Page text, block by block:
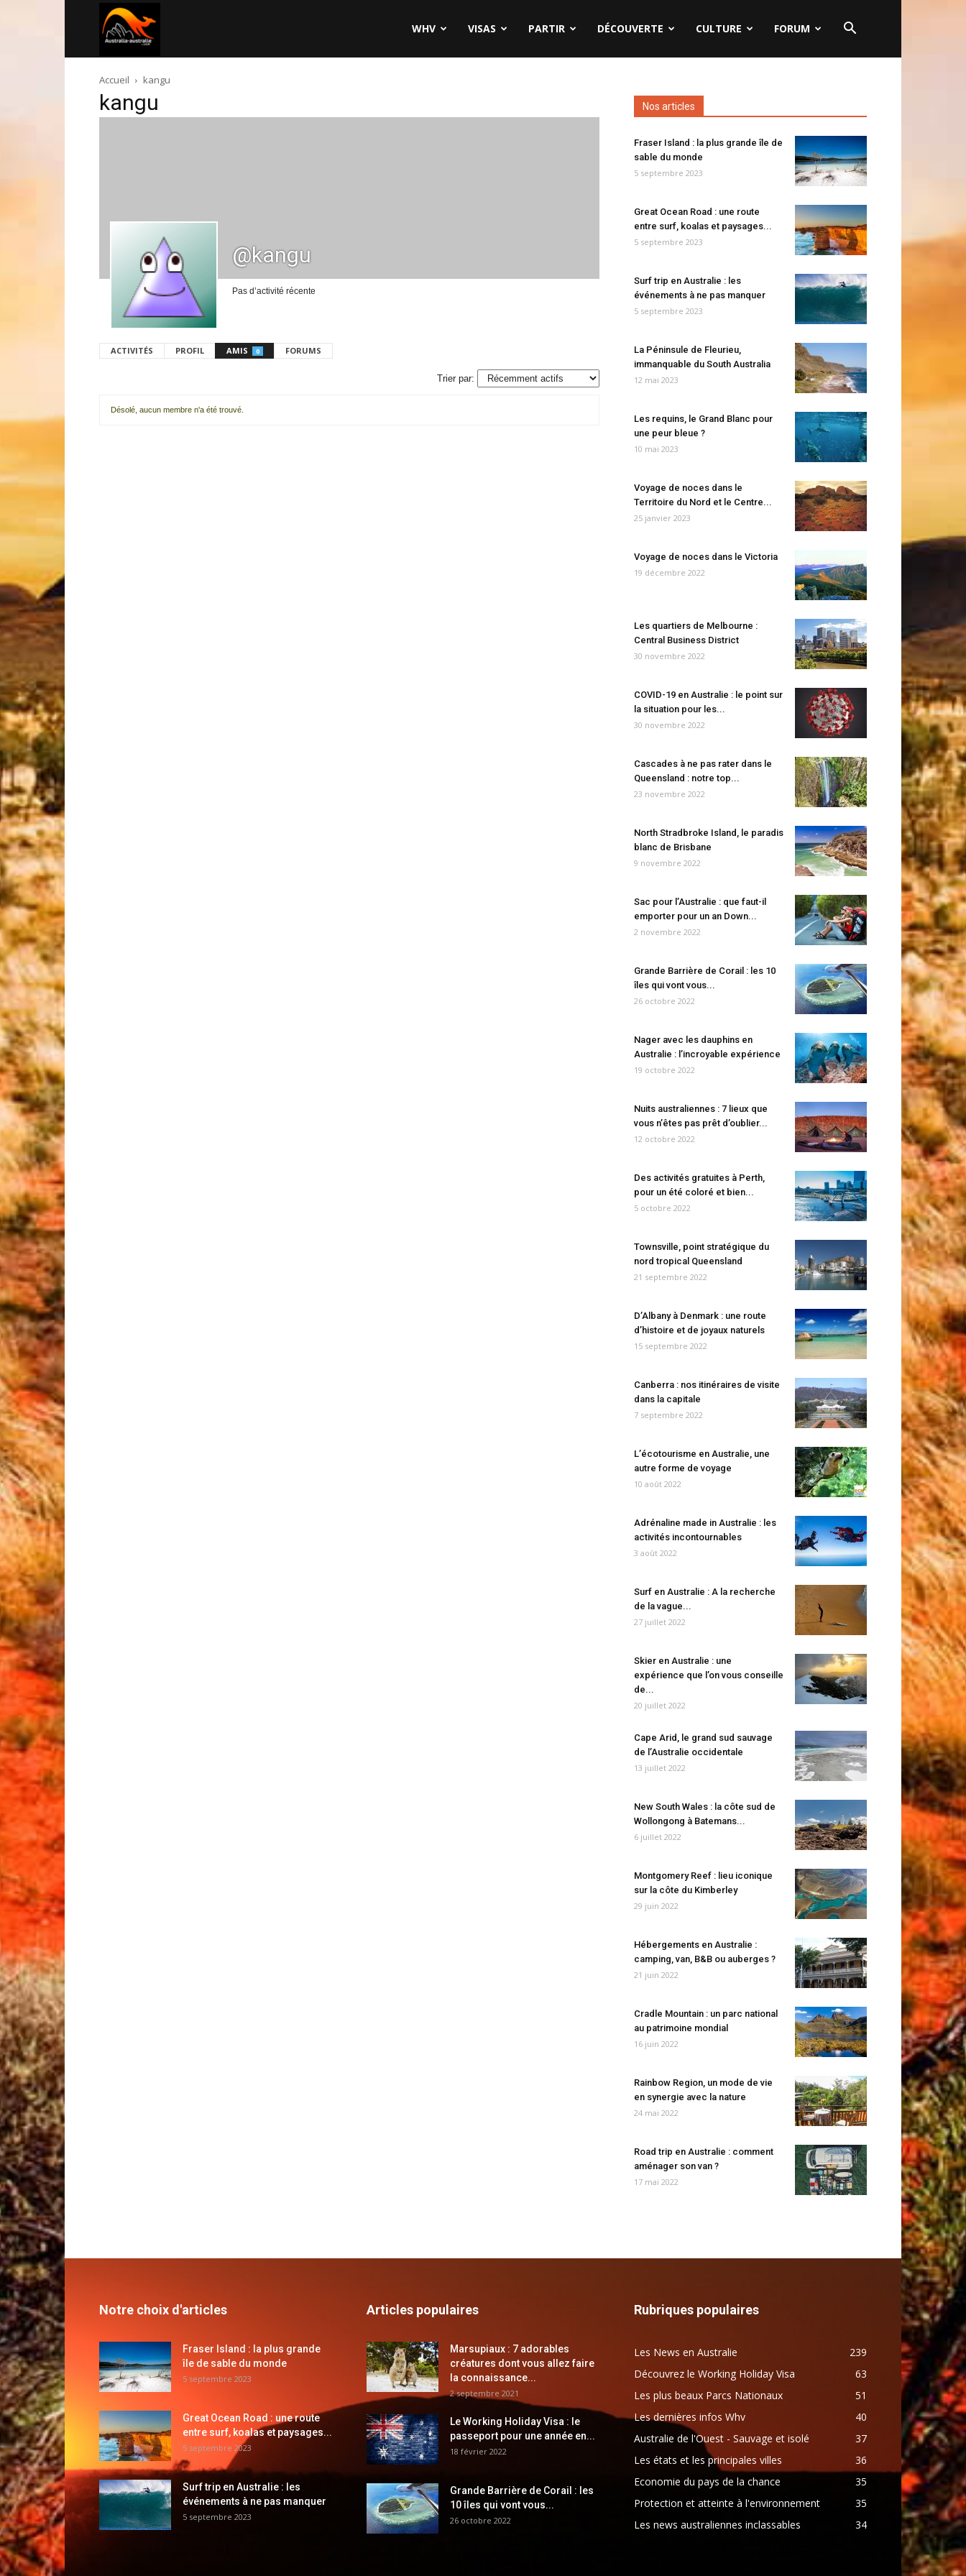
australie.com
WHV VISAS PARTIR DÉCOUVERTE CULTURE FORUM
Accueil kangu
kangu
@kangu
Pas d’activité récente
ACTIVITÉS PROFIL AMIS 0 FORUMS
Trier par:
Désolé, aucun membre n'a été trouvé.
Nos articles
Fraser Island : la plus grande île de
sable du monde
5 septembre 2023
Great Ocean Road : une route
entre surf, koalas et paysages...
5 septembre 2023
Surf trip en Australie : les
événements à ne pas manquer
5 septembre 2023
La Péninsule de Fleurieu,
immanquable du South Australia
12 mai 2023
Les requins, le Grand Blanc pour
une peur bleue ?
10 mai 2023
Voyage de noces dans le
Territoire du Nord et le Centre...
25 janvier 2023
Voyage de noces dans le Victoria
19 décembre 2022
Les quartiers de Melbourne :
Central Business District
30 novembre 2022
COVID-19 en Australie : le point sur
la situation pour les...
30 novembre 2022
Cascades à ne pas rater dans le
Queensland : notre top...
23 novembre 2022
North Stradbroke Island, le paradis
blanc de Brisbane
9 novembre 2022
Sac pour l’Australie : que faut-il
emporter pour un an Down...
2 novembre 2022
Grande Barrière de Corail : les 10
îles qui vont vous...
26 octobre 2022
Nager avec les dauphins en
Australie : l’incroyable expérience
19 octobre 2022
Nuits australiennes : 7 lieux que
vous n’êtes pas prêt d’oublier...
12 octobre 2022
Des activités gratuites à Perth,
pour un été coloré et bien...
5 octobre 2022
Townsville, point stratégique du
nord tropical Queensland
21 septembre 2022
D’Albany à Denmark : une route
d’histoire et de joyaux naturels
15 septembre 2022
Canberra : nos itinéraires de visite
dans la capitale
7 septembre 2022
L’écotourisme en Australie, une
autre forme de voyage
10 août 2022
Adrénaline made in Australie : les
activités incontournables
3 août 2022
Surf en Australie : A la recherche
de la vague...
27 juillet 2022
Skier en Australie : une
expérience que l’on vous conseille
de...
20 juillet 2022
Cape Arid, le grand sud sauvage
de l’Australie occidentale
13 juillet 2022
New South Wales : la côte sud de
Wollongong à Batemans...
6 juillet 2022
Montgomery Reef : lieu iconique
sur la côte du Kimberley
29 juin 2022
Hébergements en Australie :
camping, van, B&B ou auberges ?
21 juin 2022
Cradle Mountain : un parc national
au patrimoine mondial
16 juin 2022
Rainbow Region, un mode de vie
en synergie avec la nature
24 mai 2022
Road trip en Australie : comment
aménager son van ?
17 mai 2022
Notre choix d'articles
Fraser Island : la plus grande
île de sable du monde
5 septembre 2023
Great Ocean Road : une route
entre surf, koalas et paysages...
5 septembre 2023
Surf trip en Australie : les
événements à ne pas manquer
5 septembre 2023
Articles populaires
Marsupiaux : 7 adorables
créatures dont vous allez faire
la connaissance...
2 septembre 2021
Le Working Holiday Visa : le
passeport pour une année en...
18 février 2022
Grande Barrière de Corail : les
10 îles qui vont vous...
26 octobre 2022
Rubriques populaires
Les News en Australie
239
Découvrez le Working Holiday Visa
63
Les plus beaux Parcs Nationaux
51
Les dernières infos Whv
40
Australie de l'Ouest - Sauvage et isolé
37
Les états et les principales villes
36
Economie du pays de la chance
35
Protection et atteinte à l'environnement
35
Les news australiennes inclassables
34